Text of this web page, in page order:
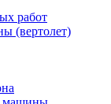
работ
(вертолет)